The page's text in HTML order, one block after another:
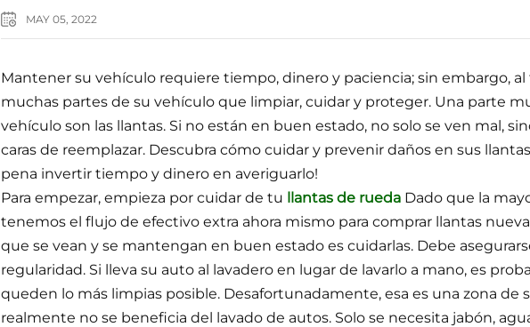
MAY 05, 2022
Mantener su vehículo requiere tiempo, dinero y paciencia; sin embargo, al
muchas partes de su vehículo que limpiar, cuidar y proteger. Una parte
vehículo son las llantas. Si no están en buen estado, no solo se ven mal,
caras de reemplazar. Descubra cómo cuidar y prevenir daños en sus
pena invertir tiempo y dinero en averiguarlo!
Para empezar, empieza por cuidar de tu llantas de rueda Dado que la
tenemos el flujo de efectivo extra ahora mismo para comprar llantas
que se vean y se mantengan en buen estado es cuidarlas. Debe
regularidad. Si lleva su auto al lavadero en lugar de lavarlo a mano, es
queden lo más limpias posible. Desafortunadamente, esa es una zona de
realmente no se beneficia del lavado de autos. Solo se necesita jabón,